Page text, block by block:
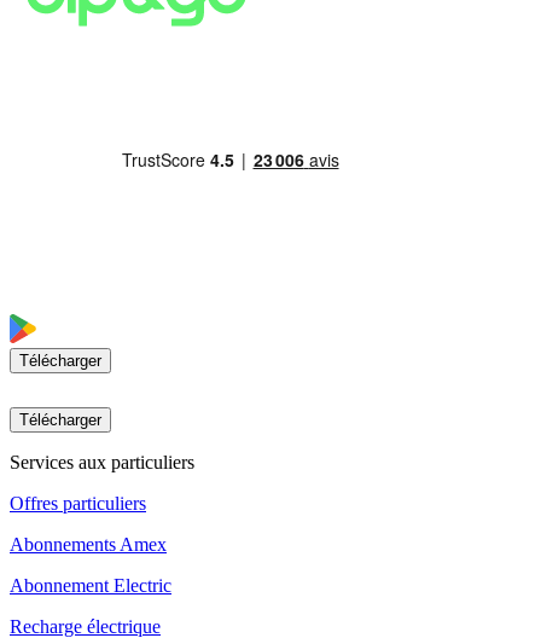
Télécharger
Télécharger
Services aux particuliers
Offres particuliers
Abonnements Amex
Abonnement Electric
Recharge électrique